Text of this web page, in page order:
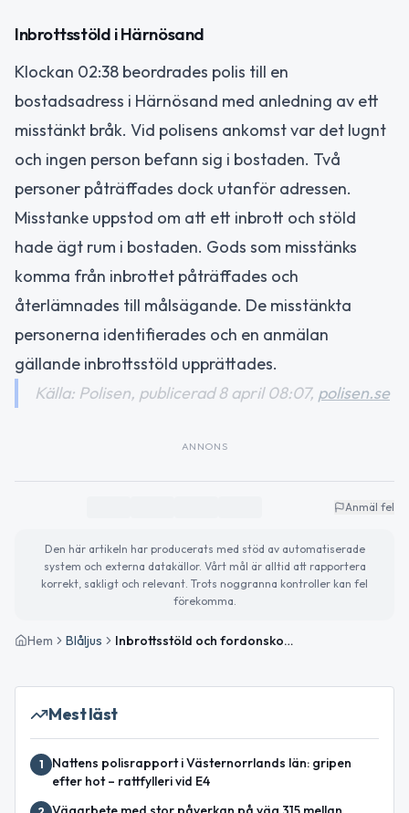
Inbrottsstöld i Härnösand
Klockan 02:38 beordrades polis till en
bostadsadress i Härnösand med anledning av ett
misstänkt bråk. Vid polisens ankomst var det lugnt
och ingen person befann sig i bostaden. Två
personer påträffades dock utanför adressen.
Misstanke uppstod om att ett inbrott och stöld
hade ägt rum i bostaden. Gods som misstänks
komma från inbrottet påträffades och
återlämnades till målsägande. De misstänkta
personerna identifierades och en anmälan
gällande inbrottsstöld upprättades.
Källa: Polisen, publicerad 8 april 08:07, polisen.se
ANNONS
Anmäl fel
Den här artikeln har producerats med stöd av automatiserade
system och externa datakällor. Vårt mål är alltid att rapportera
korrekt, sakligt och relevant. Trots noggranna kontroller kan fel
förekomma.
Hem Blåljus Inbrottsstöld och fordonskontroller i Västernorrland under natten
Mest läst
1
Nattens polisrapport i Västernorrlands län: gripen
efter hot – rattfylleri vid E4